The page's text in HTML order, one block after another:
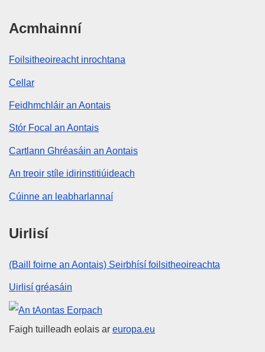
Acmhainní
Foilsitheoireacht inrochtana
Cellar
Feidhmchláir an Aontais
Stór Focal an Aontais
Cartlann Ghréasáin an Aontais
An treoir stíle idirinstitiúideach
Cúinne an leabharlannaí
Uirlisí
(Baill foirne an Aontais) Seirbhísí foilsitheoireachta
Uirlisí gréasáin
An tAontas Eorpach
Faigh tuilleadh eolais ar europa.eu